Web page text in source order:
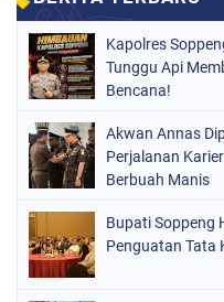
NASIONAL
ORGANISASI
PERISTIWA
POLITIK
POLRI
SOPPENG
SULSEL
Kapolres
Tunggu Api
Bencana!
Akwan Annas
Perjalanan
Berbuah Manis
Bupati Soppeng
Penguatan Tata